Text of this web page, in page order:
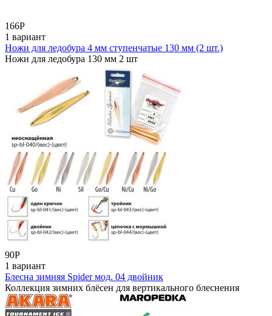
166Р
1 вариант
Ножи для ледобура 4 мм ступенчатые 130 мм (2 шт.)
Ножи для ледобура 130 мм 2 шт
90Р
1 вариант
Блесна зимняя Spider мод. 04 двойник
Коллекция зимних блёсен для вертикального блеснения